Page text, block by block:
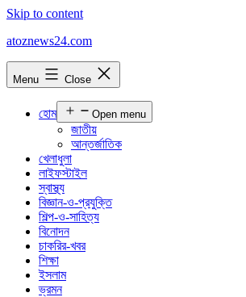
Skip to content
atoznews24.com
Menu Close
হোম Open menu
জাতীয়
আন্তর্জাতিক
খেলাধুলা
লাইফস্টাইল
স্বাস্থ্য
বিজ্ঞান-ও-প্রযুক্তি
শিল্প-ও-সাহিত্য
বিনোদন
চাকরির-খবর
শিক্ষা
ইসলাম
ভ্রমন